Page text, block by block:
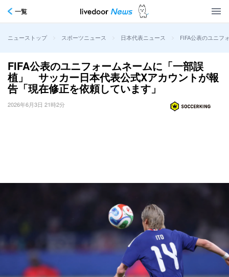
一覧
ニューストップ > スポーツニュース > 日本代表ニュース > FIFA公表のユニフ
FIFA公表のユニフォームネームに「一部誤
植」 サッカー日本代表公式Xアカウントが報
告「現在修正を依頼しています」
2026年6月3日 21時2分